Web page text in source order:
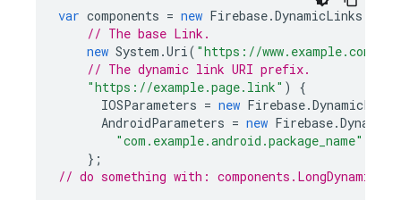
var components = new Firebase.DynamicLinks
// The base Link.
new System .Uri( "https://www.example.com/"
// The dynamic link URI prefix.
"https://example.page.link" )
{
IOSParameters = new Firebase.DynamicLinks
AndroidParameters = new Firebase.
"com.example.android.package_name"
};
// do something with: